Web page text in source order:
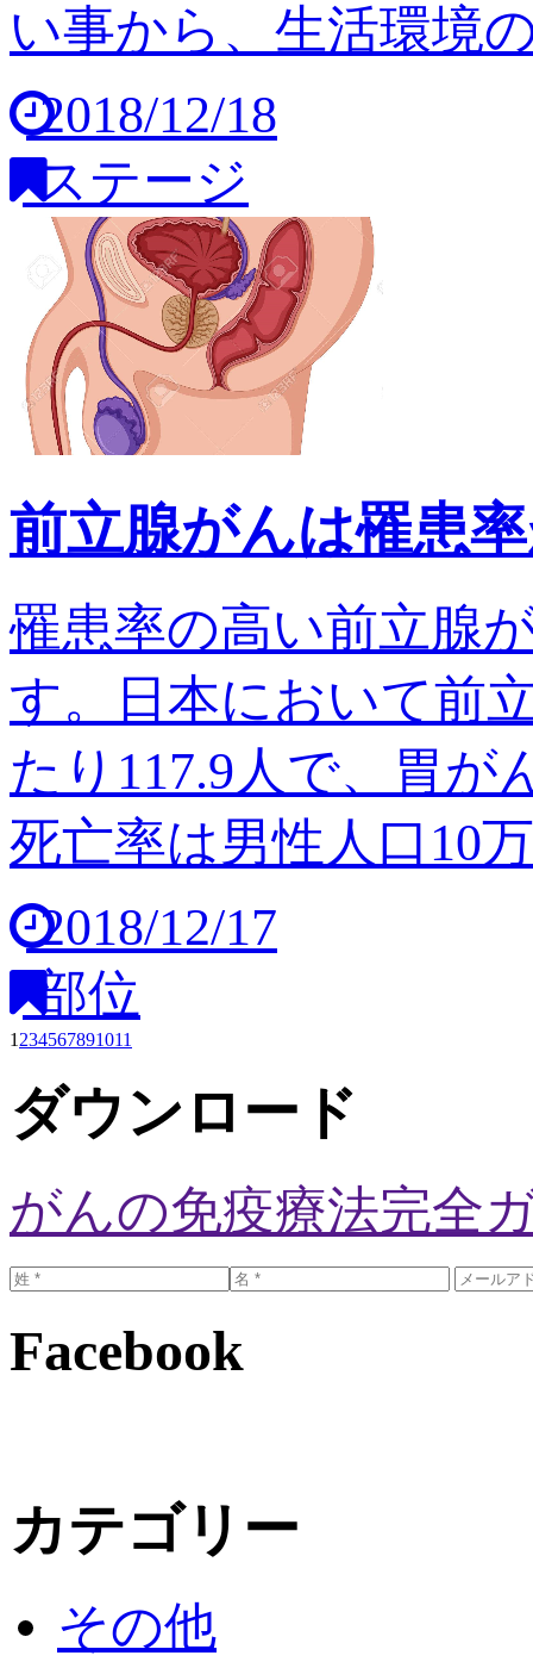
い事から、生活環境
2018/12/18
ステージ
前立腺がんは罹患
罹患率の高い前立腺
す。日本において前
たり117.9人で、胃が
死亡率は男性人口10
2018/12/17
部位
1 234567891011
ダウンロード
がんの免疫療法完全
Facebook
カテゴリー
その他